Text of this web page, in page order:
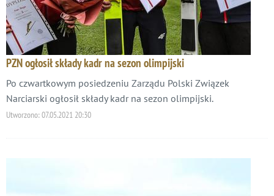
PZN ogłosił składy kadr na sezon olimpijski
Po czwartkowym posiedzeniu Zarządu Polski Związek
Narciarski ogłosił składy kadr na sezon olimpijski.
Utworzono:07.05.2021 20:30